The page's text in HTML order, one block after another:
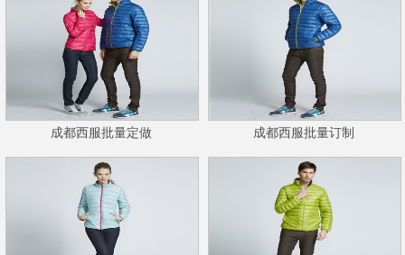
成都西服批量定做 成都西服批量订制